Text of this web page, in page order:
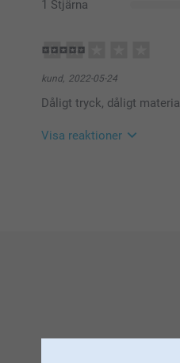
1 Stjärna
kund, 2022-05-24
Dåligt tryck, dåligt material
Visa reaktioner